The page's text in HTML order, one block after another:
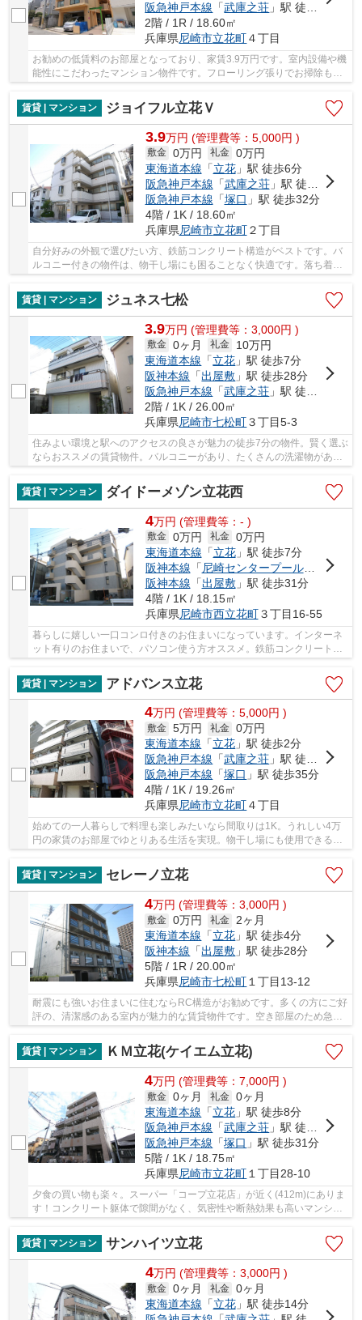
阪急神戸本線 「武庫之荘 」駅 徒歩20分
2階 / 1R / 18.60㎡
兵庫県尼崎市立花町４丁目
お勧めの低賃料のお部屋となっており、家賃3.9万円です。室内設備や機
能性にこだわったマンション物件です。フローリング張りでお掃除も快
賃貸 | マンション
ジョイフル立花Ｖ
3.9万円 (管理費等：5,000円 )
敷金 0万円 礼金 0万円
東海道本線 「立花」駅 徒歩6分
阪急神戸本線 「武庫之荘」駅 徒歩21分
阪急神戸本線 「塚口 」駅 徒歩32分
4階 / 1K / 18.60㎡
兵庫県尼崎市立花町２丁目
自分好みの外観で選びたい方、鉄筋コンクリート構造がベストです。バ
ルコニー付きの物件は、物干し場にも困ることなく快適です。落ち着き
賃貸 | マンション
ジュネス七松
3.9万円 (管理費等：3,000円 )
敷金 0ヶ月 礼金
10万円
東海道本線 「立花 」駅 徒歩7分
阪神本線 「出屋敷 」駅 徒歩28分
阪急神戸本線 「武庫之荘 」駅 徒歩30分
2階 / 1K / 26.00㎡
兵庫県尼崎市七松町３丁目5-3
住みよい環境と駅へのアクセスの良さが魅力の徒歩7分の物件。賢く選ぶ
ならおススメの賃貸物件。バルコニーがあり、たくさんの洗濯物があっ
ても大丈夫です。この物件は窓からの陽当りも...
賃貸 | マンション
ダイドーメゾン立花西
4万円 (管理費等：- )
敷金 0万円 礼金 0万円
東海道本線 「立花」駅 徒歩7分
阪神本線 「 尼崎センタープール前
」駅 徒
阪神本線 「出屋敷」駅 徒歩31分
4階 / 1K / 18.15㎡
兵庫県尼崎市西立花町３丁目16-55
暮らしに嬉しい一口コンロ付きのお住まいになっています。インターネ
ット有りのお住まいで、パソコン使う方オススメ。鉄筋コンクリート構
造なので震災や火災の際にも信頼性があります...
賃貸 | マンション
アドバンス立花
4万円 (管理費等：5,000円 )
敷金 5万円 礼金 0万円
東海道本線 「立花 」駅 徒歩2分
阪急神戸本線 「武庫之荘 」駅 徒歩20分
阪急神戸本線 「塚口 」駅 徒歩35分
4階 / 1K / 19.26㎡
兵庫県尼崎市立花町４丁目
始めての一人暮らしで料理も楽しみたいなら間取りは1K。うれしい4万
円の家賃のお部屋でゆとりある生活を実現。物干し場にも使用できるバ
賃貸 | マンション
セレーノ立花
4万円 (管理費等：3,000円 )
敷金 0万円 礼金 2ヶ月
東海道本線 「立花 」駅 徒歩4分
阪神本線 「出屋敷 」駅 徒歩28分
5階 / 1R / 20.00㎡
兵庫県尼崎市七松町１丁目13-12
耐震にも強いお住まいに住むならRC構造がお勧めです。多くの方にご好
評の、清潔感のある室内が魅力的な賃貸物件です。空き部屋のため急な
賃貸 | マンション
ＫＭ立花(ケイエム立花)
4万円 (管理費等：7,000円 )
敷金 0ヶ月 礼金 0ヶ月
東海道本線 「立花 」駅 徒歩8分
阪急神戸本線 「武庫之荘 」駅 徒歩28分
阪急神戸本線 「塚口 」駅 徒歩31分
5階 / 1K / 18.75㎡
兵庫県尼崎市立花町 １丁目28-10
夕食の買い物も楽々。スーパー「コープ立花店」が近く(412m)にありま
す！コンクリート躯体で隙間がなく、気密性や断熱効果も高いマンショ
賃貸 | マンション
サンハイツ立花
4万円 (管理費等：3,000円 )
敷金 0ヶ月 礼金 0ヶ月
東海道本線 「立花」駅 徒歩14分